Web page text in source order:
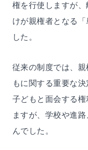
権を行使しますが
けが親権者となる
した。
従来の制度では、
もに関する重要な
子どもと面会する
ますが、学校や進
んでした。